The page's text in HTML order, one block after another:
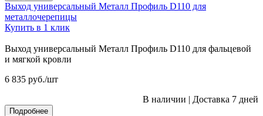
Выход универсальный Металл Профиль D110 для
металлочерепицы
Купить в 1 клик
Выход универсальный Металл Профиль D110 для фальцевой
и мягкой кровли
6 835 руб./шт
В наличии | Доставка 7 дней
Подробнее